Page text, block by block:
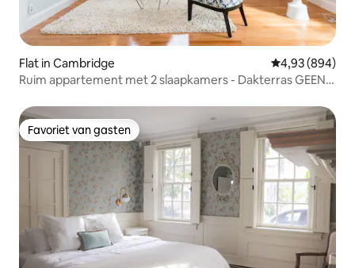
Flat in Cambridge Gemiddelde
4,93 (894)
Ruim appartement met 2 slaapkamers - Dakterras GEEN
Favoriet van gasten
Favoriet van gasten